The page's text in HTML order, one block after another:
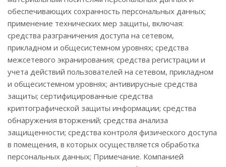
обеспечивающих сохранность персональных данных;
применение технических мер защиты, включая:
средства разграничения доступа на сетевом,
прикладном и общесистемном уровнях; средства
межсетевого экранирования; средства регистрации и
учета действий пользователей на сетевом, прикладном
и общесистемном уровнях; антивирусные средства
защиты; сертифицированные средства
криптографической защиты информации; средства
обнаружения вторжений; средства анализа
защищенности; средства контроля физического доступа
в помещения, в которых осуществляется обработка
персональных данных; Примечание. Компанией